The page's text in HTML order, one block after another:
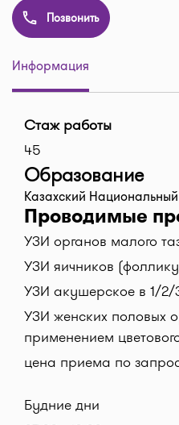
Позвонить
Информация
Стаж работы
45
Образование
Казахский
Проводимые
УЗИ органов малого
УЗИ яичников
УЗИ акушерское в 1/2/
УЗИ женских половых
применением
цена приема по
Будние дни